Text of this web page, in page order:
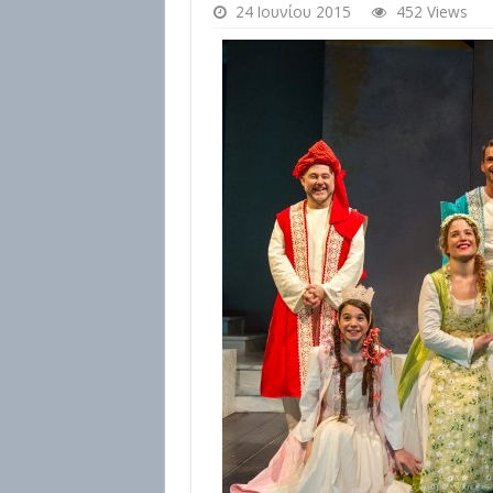
24 Ιουνίου 2015 452 Views